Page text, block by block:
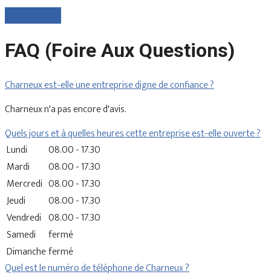
FAQ (Foire Aux Questions)
Charneux est-elle une entreprise digne de confiance ?
Charneux n'a pas encore d'avis.
Quels jours et à quelles heures cette entreprise est-elle ouverte ?
Lundi
08.00 - 17.30
Mardi
08.00 - 17.30
Mercredi 08.00 - 17.30
Jeudi
08.00 - 17.30
Vendredi 08.00 - 17.30
Samedi
fermé
Dimanchefermé
Quel est le numéro de téléphone de Charneux ?